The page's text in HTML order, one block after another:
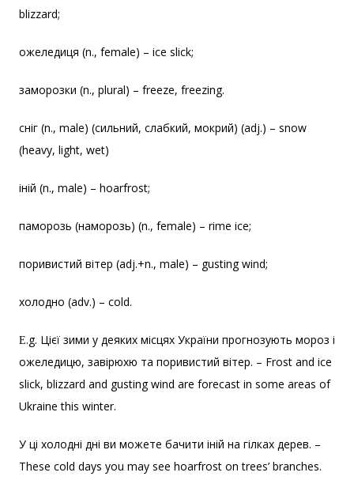
blizzard;
ожеледиця (n., female) – ice slick;
заморозки (n., plural) – freeze, freezing.
сніг (n., male) (сильний, слабкий, мокрий) (adj.) – snow
(heavy, light, wet)
іній (n., male) – hoarfrost;
паморозь (наморозь) (n., female) – rime ice;
поривистий вітер (adj.+n., male) – gusting wind;
холодно (adv.) – cold.
Ε.g. Цієї зими у деяких місцях України прогнозують мороз і
ожеледицю, завірюхю та поривистий вітер. – Frost and ice
slick, blizzard and gusting wind are forecast in some areas of
Ukraine this winter.
У ці холодні дні ви можете бачити іній на гілках дерев. –
These cold days you may see hoarfrost on trees’ branches.